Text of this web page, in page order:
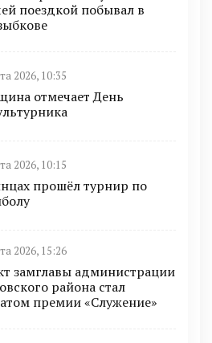
поездкой побывал в
2026, 10:35
отмечает День
2026, 10:15
прошёл турнир по
2026, 15:26
замглавы администрации
района стал
премии «Служение»